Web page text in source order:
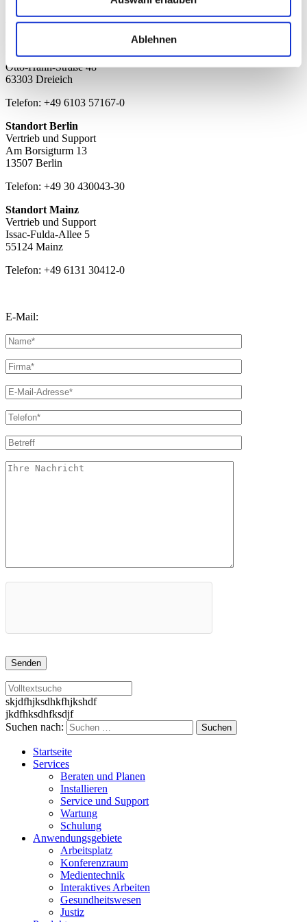
Ablehnen
Audio Video Network Solution GmbH
Verwaltung, Vertrieb und Support
Otto-Hahn-Straße 48
63303 Dreieich
Telefon: +49 6103 57167-0
Standort Berlin
Vertrieb und Support
Am Borsigturm 13
13507 Berlin
Telefon: +49 30 430043-30
Standort Mainz
Vertrieb und Support
Issac-Fulda-Allee 5
55124 Mainz
Telefon: +49 6131 30412-0
E-Mail:
skjdfhjksdhkfhjkshdf
jkdfhksdhfksdjf
Suchen nach:
Startseite
Services
Beraten und Planen
Installieren
Service und Support
Wartung
Schulung
Anwendungsgebiete
Arbeitsplatz
Konferenzraum
Medientechnik
Interaktives Arbeiten
Gesundheitswesen
Justiz